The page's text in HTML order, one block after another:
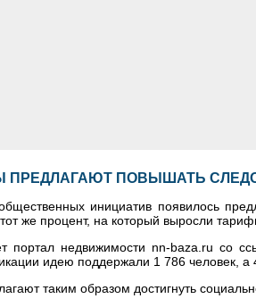
ПРЕДЛАГАЮТ ПОВЫШАТЬ
инициатив появилось
же процент, на который выросли
портал недвижимости nn-baza.ru со
идею поддержали 1 786 человек, а
таким образом достигнуть